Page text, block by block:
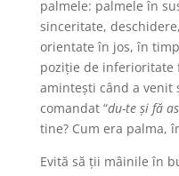
palmele: palmele în
sinceritate,
orientate în jos, în
poziție de inferioritate
amintești când a venit
comandat “du-te și fă
tine? Cum era palma,
Evită să ții mâinile în